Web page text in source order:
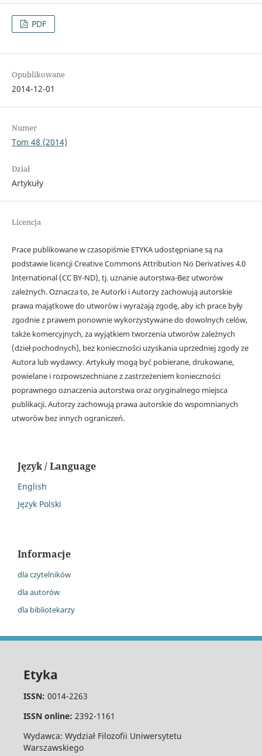
PDF
Opublikowane
2014-12-01
Numer
Tom 48 (2014)
Dział
Artykuły
Licencja
Prace publikowane w czasopiśmie ETYKA udostępniane są na
podstawie licencji Creative Commons Attribution No Derivatives 4.0
International (CC BY-ND), tj. uznanie autorstwa-Bez utworów
zależnych. Oznacza to, że Autorki i Autorzy zachowują autorskie
prawa majątkowe do utworów i wyrażają zgodę, aby ich prace były
zgodnie z prawem ponownie wykorzystywane do dowolnych celów,
także komercyjnych, za wyjątkiem tworzenia utworów zależnych
(dzieł pochodnych), bez konieczności uzyskania uprzedniej zgody ze
Autora lub wydawcy. Artykuły mogą być pobierane, drukowane,
powielane i rozpowszechniane z zastrzeżeniem konieczności
poprawnego oznaczenia autorstwa oraz oryginalnego miejsca
publikacji. Autorzy zachowują prawa autorskie do wspomnianych
utworów bez innych ograniczeń.
Język / Language
English
Język Polski
Informacje
dla czytelników
dla autorów
dla bibliotekarzy
Etyka
ISSN: 0014-2263
ISSN online: 2392-1161
Wydawca: Wydział Filozofii Uniwersytetu
Warszawskiego